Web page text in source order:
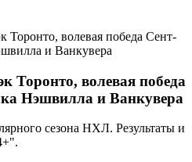
волевая победа Сент-
и Ванкувера
волевая победа
Нэшвилла и Ванкувера
сезона НХЛ. Результаты и